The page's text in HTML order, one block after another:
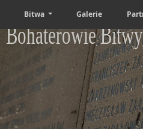
Bitwa Galerie
Bohaterowie